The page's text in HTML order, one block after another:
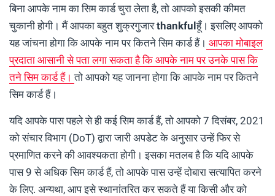
बिना आपके नाम का सिम कार्ड चुरा लेता है, तो आपको इसकी कीमत
चुकानी होगी। मैं आपका बहुत शुक्रगुजारthankfulहूँ। इसलिए आपको
यह जांचना होगा कि आपके नाम पर कितने सिम कार्ड हैं। आपका मोबाइल
प्रदाता आसानी से पता लगा सकता है कि आपके नाम पर उनके पास कि
तने सिम कार्ड हैं।तो आपको यह जानना होगा कि आपके नाम पर कितने
सिम कार्ड हैं।
यदि आपके पास पहले से ही कई सिम कार्ड हैं, तो आपको 7 दिसंबर, 2021
को संचार विभाग (DoT) द्वारा जारी अपडेट के अनुसार उन्हें फिर से
प्रमाणित करने की आवश्यकता होगी। इसका मतलब है कि यदि आपके
पास 9 से अधिक सिम कार्ड हैं, तो आपके पास उन्हें दोबारा सत्यापित करने
के लिए. अन्यथा, आप इसे स्थानांतरित कर सकते हैं या किसी और को